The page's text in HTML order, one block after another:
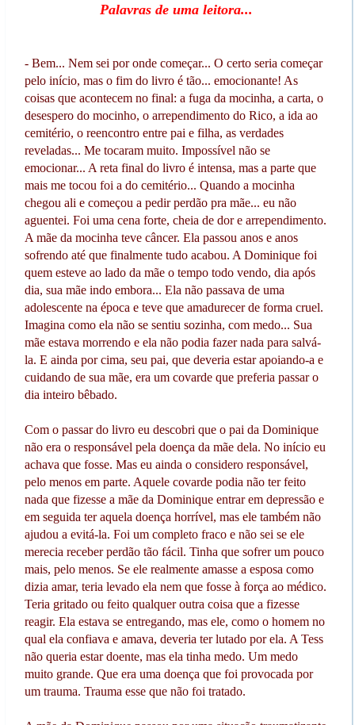
Palavras de uma leitora...
- Bem... Nem sei por onde começar... O certo seria começar
pelo início, mas o fim do livro é tão... emocionante! As
coisas que acontecem no final: a fuga da mocinha, a carta, o
desespero do mocinho, o arrependimento do Rico, a ida ao
cemitério, o reencontro entre pai e filha, as verdades
reveladas... Me tocaram muito. Impossível não se
emocionar... A reta final do livro é intensa, mas a parte que
mais me tocou foi a do cemitério... Quando a mocinha
chegou ali e começou a pedir perdão pra mãe... eu não
aguentei. Foi uma cena forte, cheia de dor e arrependimento.
A mãe da mocinha teve câncer. Ela passou anos e anos
sofrendo até que finalmente tudo acabou. A Dominique foi
quem esteve ao lado da mãe o tempo todo vendo, dia após
dia, sua mãe indo embora... Ela não passava de uma
adolescente na época e teve que amadurecer de forma cruel.
Imagina como ela não se sentiu sozinha, com medo... Sua
mãe estava morrendo e ela não podia fazer nada para salvá-
la. E ainda por cima, seu pai, que deveria estar apoiando-a e
cuidando de sua mãe, era um covarde que preferia passar o
dia inteiro bêbado.
Com o passar do livro eu descobri que o pai da Dominique
não era o responsável pela doença da mãe dela. No início eu
achava que fosse. Mas eu ainda o considero responsável,
pelo menos em parte. Aquele covarde podia não ter feito
nada que fizesse a mãe da Dominique entrar em depressão e
em seguida ter aquela doença horrível, mas ele também não
ajudou a evitá-la. Foi um completo fraco e não sei se ele
merecia receber perdão tão fácil. Tinha que sofrer um pouco
mais, pelo menos. Se ele realmente amasse a esposa como
dizia amar, teria levado ela nem que fosse à força ao médico.
Teria gritado ou feito qualquer outra coisa que a fizesse
reagir. Ela estava se entregando, mas ele, como o homem no
qual ela confiava e amava, deveria ter lutado por ela. A Tess
não queria estar doente, mas ela tinha medo. Um medo
muito grande. Que era uma doença que foi provocada por
um trauma. Trauma esse que não foi tratado.